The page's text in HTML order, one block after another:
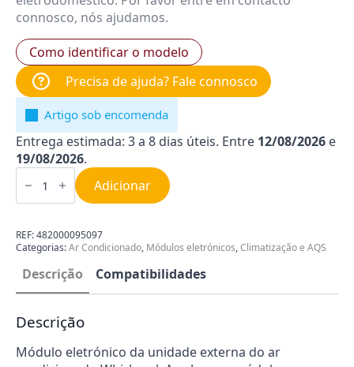
connosco, nós ajudamos.
Como identificar o modelo
Precisa de ajuda? Fale connosco
Artigo sob encomenda
Entrega estimada: 3 a 8 dias úteis. Entre 12/08/2026 e
19/08/2026.
Quantidade
de
para
Condicionado
Whirlpool
482000095097
Adicionar
REF:482000095097
Categorias:Ar Condicionado, Módulos eletrónicos,Climatização e AQS
Descrição Compatibilidades
Descrição
Módulo eletrónico da unidade externa do ar